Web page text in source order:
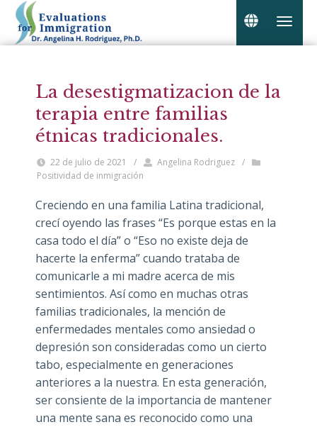
La desestigmatizacion de la
terapia entre familias
étnicas tradicionales.
22 de julio de 2021 / Angelina Rodriguez /
Positividad de inmigración
Creciendo en una familia Latina tradicional,
crecí oyendo las frases “Es porque estas en la
casa todo el día” o “Eso no existe deja de
hacerte la enferma” cuando trataba de
comunicarle a mi madre acerca de mis
sentimientos. Así como en muchas otras
familias tradicionales, la mención de
enfermedades mentales como ansiedad o
depresión son consideradas como un cierto
tabo, especialmente en generaciones
anteriores a la nuestra. En esta generación,
ser consiente de la importancia de mantener
una mente sana es reconocido como una